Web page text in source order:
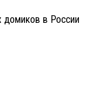
домиков в России